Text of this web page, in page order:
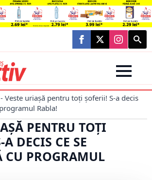
Search
for:
- Veste uriașă pentru toți șoferii! S-a decis
Rabla!
PENTRU TOȚI
DECIS CE SE
PROGRAMUL